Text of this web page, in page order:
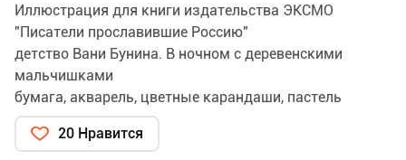
Иллюстрация для книги издательства ЭКСМО
"Писатели прославившие Россию"
детство Вани Бунина. В ночном с деревенскими
мальчишками
бумага, акварель, цветные карандаши, пастель
20 Нравится